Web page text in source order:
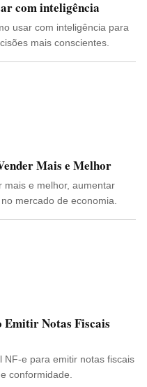
com inteligência
usar com inteligência para
mais conscientes.
Mais e Melhor
mais e melhor, aumentar
mercado de economia.
Emitir Notas Fiscais
NF-e para emitir notas fiscais
conformidade.